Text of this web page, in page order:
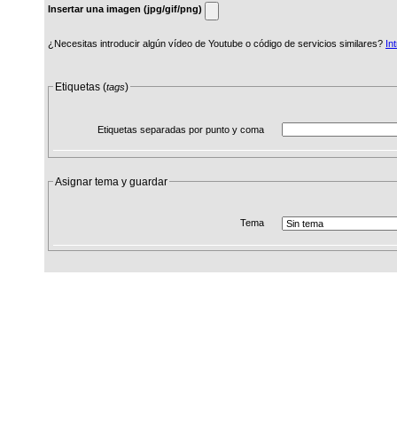
Insertar una imagen (jpg/gif/png)
¿Necesitas introducir algún vídeo de Youtube o código de servicios similares?
Etiquetas (tags)
Etiquetas separadas por punto y coma
Asignar tema y guardar
Tema